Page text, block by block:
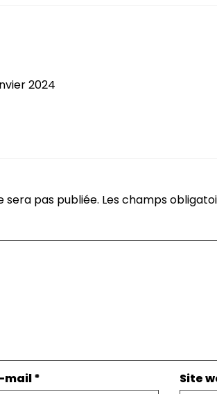
2024
sera pas publiée. Les champs
mail* Site